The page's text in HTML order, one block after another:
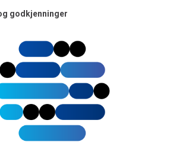
godkjenninger